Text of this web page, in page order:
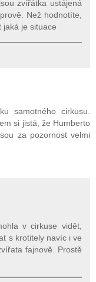
zvířátka ustájená
Než hodnotíte,
jaká je situace
samotného cirkusu.
si jistá, že Humberto
za pozornost velmi
v cirkuse vidět,
s krotitely navíc i ve
fajnově. Prostě